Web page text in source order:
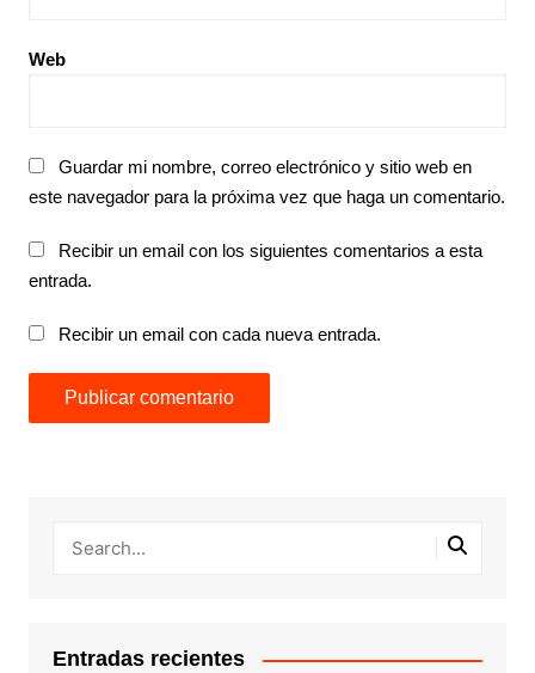
Web
Guardar mi nombre, correo electrónico y sitio web en
este navegador para la próxima vez que haga un comentario.
Recibir un email con los siguientes comentarios a esta
entrada.
Recibir un email con cada nueva entrada.
Entradas recientes